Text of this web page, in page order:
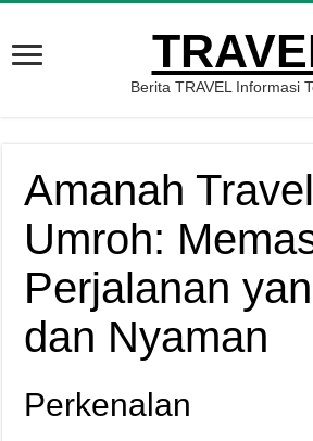
Berita TRAVEL Informasi
Amanah Travel
Umroh:
Perjalanan
dan Nyaman
Perkenalan